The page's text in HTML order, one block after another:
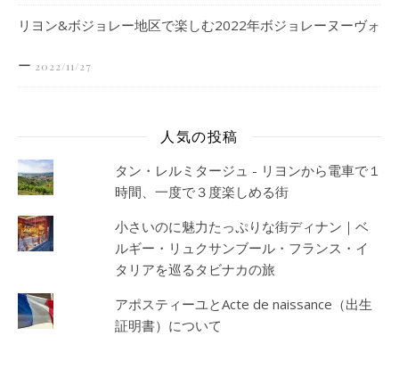
リヨン&ボジョレー地区で楽しむ2022年ボジョレーヌーヴォ
ー 2022/11/27
人気の投稿
タン・レルミタージュ - リヨンから電車で１
時間、一度で３度楽しめる街
小さいのに魅力たっぷりな街ディナン｜ベ
ルギー・リュクサンブール・フランス・イ
タリアを巡るタビナカの旅
アポスティーユとActe de naissance（出生
証明書）について